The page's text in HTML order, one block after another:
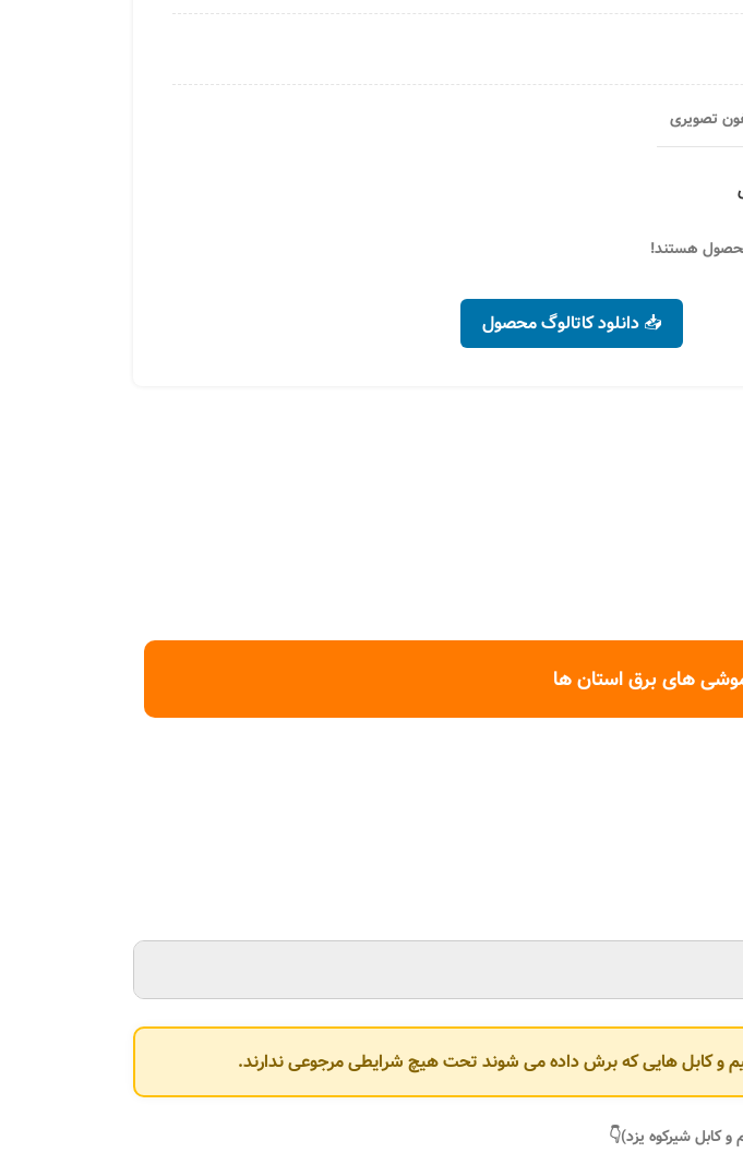
تصویری
هستند!
📥 دانلود کاتالوگ محصول
های برق استان ها
و کابل هایی که برش داده می شوند تحت هیچ شرایطی مرجوعی ندارند.
کابل شیرکوه یزد)👇